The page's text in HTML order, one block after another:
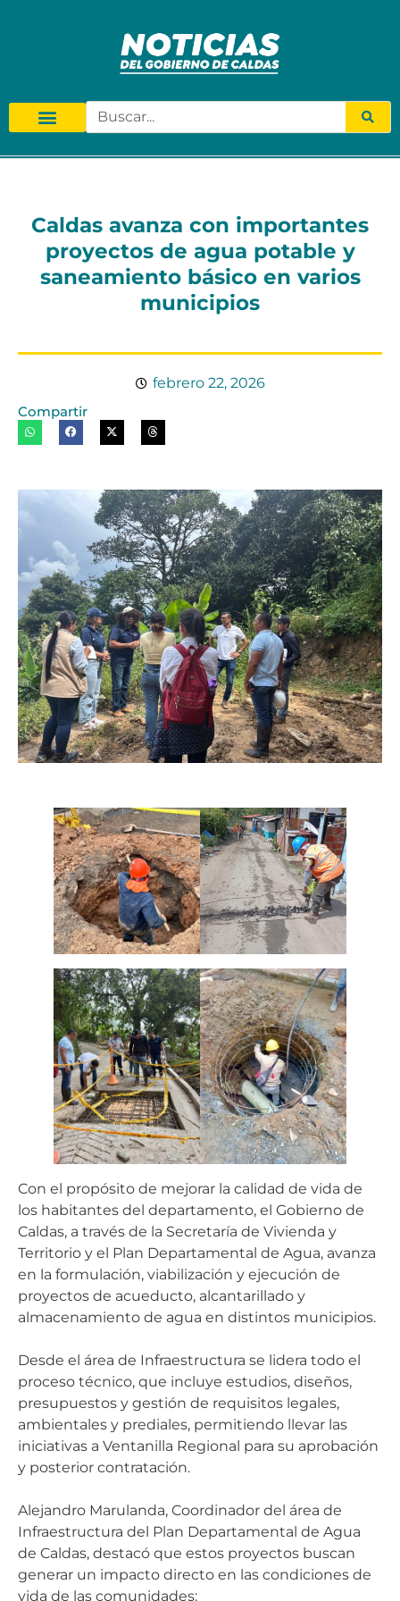
Caldas avanza con importantes
proyectos de agua potable y
saneamiento básico en varios
municipios
febrero 22, 2026
Compartir
Con el propósito de mejorar la calidad de vida de
los habitantes del departamento, el Gobierno de
Caldas, a través de la Secretaría de Vivienda y
Territorio y el Plan Departamental de Agua, avanza
en la formulación, viabilización y ejecución de
proyectos de acueducto, alcantarillado y
almacenamiento de agua en distintos municipios.
Desde el área de Infraestructura se lidera todo el
proceso técnico, que incluye estudios, diseños,
presupuestos y gestión de requisitos legales,
ambientales y prediales, permitiendo llevar las
iniciativas a Ventanilla Regional para su aprobación
y posterior contratación.
Alejandro Marulanda, Coordinador del área de
Infraestructura del Plan Departamental de Agua
de Caldas, destacó que estos proyectos buscan
generar un impacto directo en las condiciones de
vida de las comunidades: